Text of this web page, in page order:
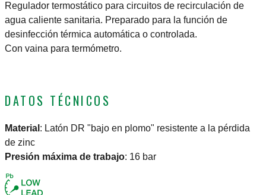
Regulador termostático para circuitos de recirculación de
agua caliente sanitaria. Preparado para la función de
desinfección térmica automática o controlada.
Con vaina para termómetro.
DATOS TÉCNICOS
Material : Latón DR "bajo en plomo" resistente a la pérdida
de zinc
Presión máxima de trabajo: 16 bar